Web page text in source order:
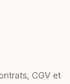
CGV et